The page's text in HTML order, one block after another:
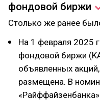
фондовой биржи
Столько же ранее
На 1 февраля 2025
фондовой биржи
объявленных
размещена. В